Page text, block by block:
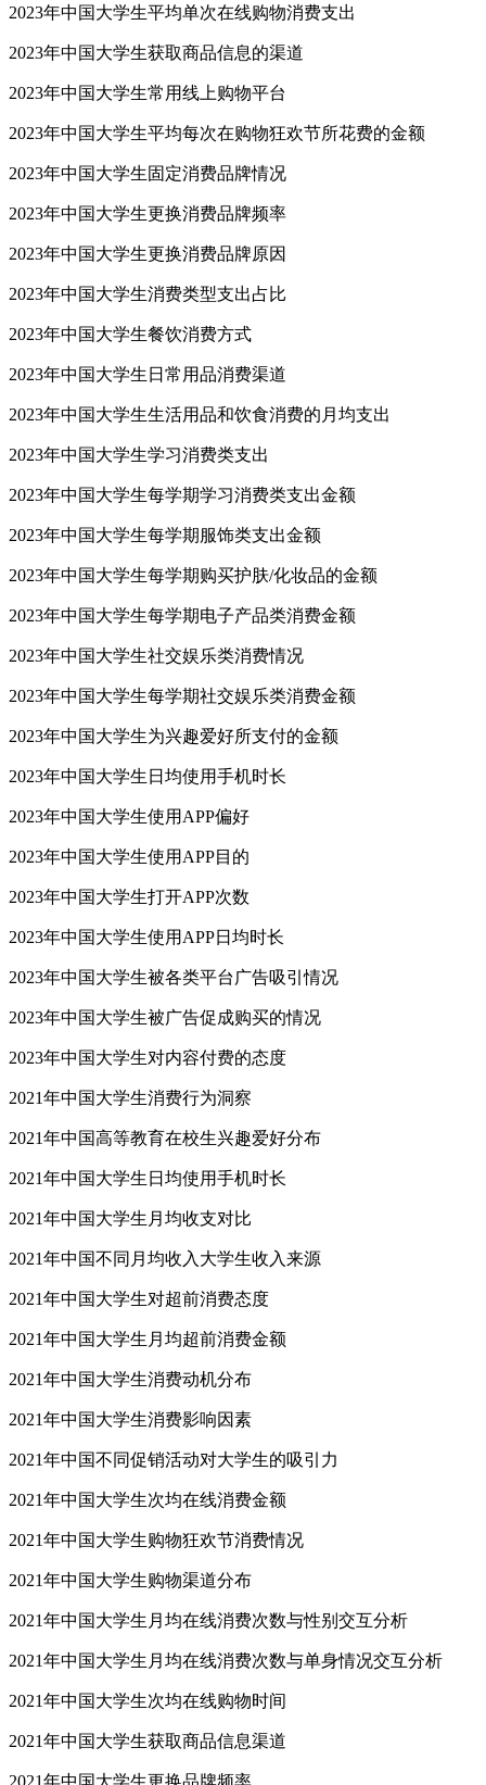
2023年中国大学生平均单次在线购物消费支出
2023年中国大学生获取商品信息的渠道
2023年中国大学生常用线上购物平台
2023年中国大学生平均每次在购物狂欢节所花费的金额
2023年中国大学生固定消费品牌情况
2023年中国大学生更换消费品牌频率
2023年中国大学生更换消费品牌原因
2023年中国大学生消费类型支出占比
2023年中国大学生餐饮消费方式
2023年中国大学生日常用品消费渠道
2023年中国大学生生活用品和饮食消费的月均支出
2023年中国大学生学习消费类支出
2023年中国大学生每学期学习消费类支出金额
2023年中国大学生每学期服饰类支出金额
2023年中国大学生每学期购买护肤/化妆品的金额
2023年中国大学生每学期电子产品类消费金额
2023年中国大学生社交娱乐类消费情况
2023年中国大学生每学期社交娱乐类消费金额
2023年中国大学生为兴趣爱好所支付的金额
2023年中国大学生日均使用手机时长
2023年中国大学生使用APP偏好
2023年中国大学生使用APP目的
2023年中国大学生打开APP次数
2023年中国大学生使用APP日均时长
2023年中国大学生被各类平台广告吸引情况
2023年中国大学生被广告促成购买的情况
2023年中国大学生对内容付费的态度
2021年中国大学生消费行为洞察
2021年中国高等教育在校生兴趣爱好分布
2021年中国大学生日均使用手机时长
2021年中国大学生月均收支对比
2021年中国不同月均收入大学生收入来源
2021年中国大学生对超前消费态度
2021年中国大学生月均超前消费金额
2021年中国大学生消费动机分布
2021年中国大学生消费影响因素
2021年中国不同促销活动对大学生的吸引力
2021年中国大学生次均在线消费金额
2021年中国大学生购物狂欢节消费情况
2021年中国大学生购物渠道分布
2021年中国大学生月均在线消费次数与性别交互分析
2021年中国大学生月均在线消费次数与单身情况交互分析
2021年中国大学生次均在线购物时间
2021年中国大学生获取商品信息渠道